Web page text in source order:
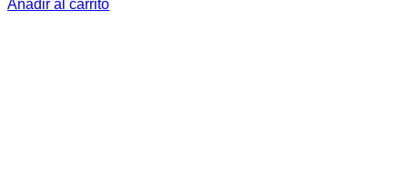
Añadir al carrito